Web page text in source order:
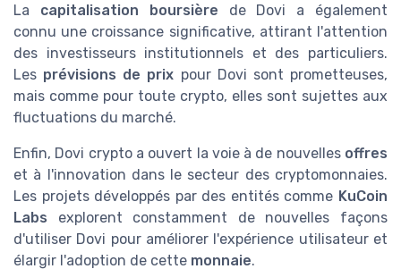
La capitalisation boursière de Dovi a également
connu une croissance significative, attirant l'attention
des investisseurs institutionnels et des particuliers.
Les prévisions de prix pour Dovi sont prometteuses,
mais comme pour toute crypto, elles sont sujettes aux
fluctuations du marché.
Enfin, Dovi crypto a ouvert la voie à de nouvelles offres
et à l'innovation dans le secteur des cryptomonnaies.
Les projets développés par des entités comme KuCoin
Labs explorent constamment de nouvelles façons
d'utiliser Dovi pour améliorer l'expérience utilisateur et
élargir l'adoption de cette monnaie.